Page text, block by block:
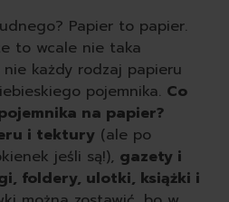
Papier to papier.
to wcale nie taka
każdy rodzaj papieru
pojemnika. Co
na papier?
i tektury (ale po
jeśli są!), gazety i
foldery, ulotki, książki i